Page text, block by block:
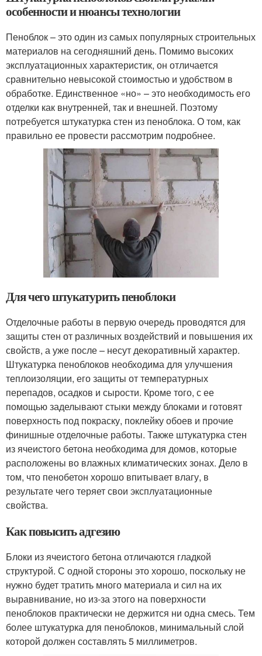
особенности и нюансы технологии
Пеноблок – это один из самых популярных строительных
материалов на сегодняшний день. Помимо высоких
эксплуатационных характеристик, он отличается
сравнительно невысокой стоимостью и удобством в
обработке. Единственное «но» – это необходимость его
отделки как внутренней, так и внешней. Поэтому
потребуется штукатурка стен из пеноблока. О том, как
правильно ее провести рассмотрим подробнее.
Для чего штукатурить пеноблоки
Отделочные работы в первую очередь проводятся для
защиты стен от различных воздействий и повышения их
свойств, а уже после – несут декоративный характер.
Штукатурка пеноблоков необходима для улучшения
теплоизоляции, его защиты от температурных
перепадов, осадков и сырости. Кроме того, с ее
помощью заделывают стыки между блоками и готовят
поверхность под покраску, поклейку обоев и прочие
финишные отделочные работы. Также штукатурка стен
из ячеистого бетона необходима для домов, которые
расположены во влажных климатических зонах. Дело в
том, что пенобетон хорошо впитывает влагу, в
результате чего теряет свои эксплуатационные
свойства.
Как повысить адгезию
Блоки из ячеистого бетона отличаются гладкой
структурой. С одной стороны это хорошо, поскольку не
нужно будет тратить много материала и сил на их
выравнивание, но из-за этого на поверхности
пеноблоков практически не держится ни одна смесь. Тем
более штукатурка для пеноблоков, минимальный слой
которой должен составлять 5 миллиметров.